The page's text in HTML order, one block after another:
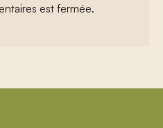
est fermée.